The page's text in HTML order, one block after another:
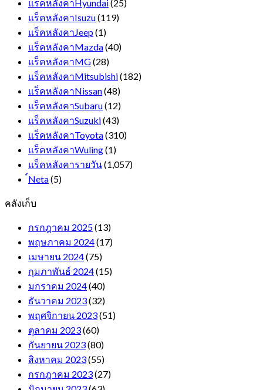
แร็คหลังคาHyundai(25)
แร็คหลังคาIsuzu(119)
แร็คหลังคาJeep(1)
แร็คหลังคาMazda(40)
แร็คหลังคาMG(28)
แร็คหลังคาMitsubishi(182)
แร็คหลังคาNissan(48)
แร็คหลังคาSubaru(12)
แร็คหลังคาSuzuki(43)
แร็คหลังคาToyota(310)
แร็คหลังคาWuling(1)
แร็คหลังคารายวัน(1,057)
์Neta(5)
คลังเก็บ
กรกฎาคม 2025(13)
พฤษภาคม 2024(17)
เมษายน 2024(75)
กุมภาพันธ์ 2024(15)
มกราคม 2024(40)
ธันวาคม 2023(32)
พฤศจิกายน 2023(51)
ตุลาคม 2023(60)
กันยายน 2023(80)
สิงหาคม 2023(55)
กรกฎาคม 2023(27)